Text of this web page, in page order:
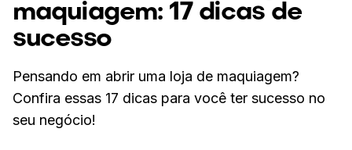
maquiagem: 17 dicas de
sucesso
Pensando em abrir uma loja de maquiagem?
Confira essas 17 dicas para você ter sucesso no
seu negócio!